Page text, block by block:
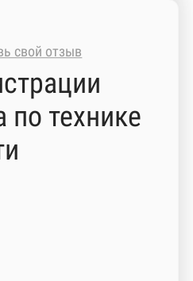
свой отзыв
по технике